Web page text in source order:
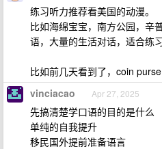
练习听力推荐看美国的动漫。
比如海绵宝宝，南方公园，辛
语，大量的生活对话，适合练习
比如前几天看到了，coin
vinciacao Apr 27, 2025
先搞清楚学口语的目的是什么
单纯的自我提升
移民国外提前准备语言